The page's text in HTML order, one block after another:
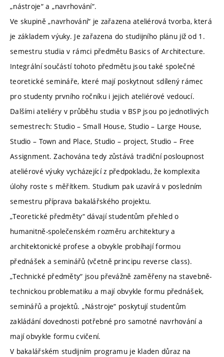
„nástroje“ a „navrhování“.
Ve skupině „navrhování“ je zařazena ateliérová tvorba, která
je základem výuky. Je zařazena do studijního plánu již od 1.
semestru studia v rámci předmětu Basics of Architecture.
Integrální součástí tohoto předmětu jsou také společné
teoretické semináře, které mají poskytnout sdílený rámec
pro studenty prvního ročníku i jejich ateliérové vedoucí.
Dalšími ateliéry v průběhu studia v BSP jsou po jednotlivých
semestrech: Studio – Small House, Studio – Large House,
Studio – Town and Place, Studio – project, Studio – Free
Assignment. Zachována tedy zůstává tradiční posloupnost
ateliérové výuky vycházející z předpokladu, že komplexita
úlohy roste s měřítkem. Studium pak uzavírá v posledním
semestru příprava bakalářského projektu.
„Teoretické předměty“ dávají studentům přehled o
humanitně-společenském rozměru architektury a
architektonické profese a obvykle probíhají formou
přednášek a seminářů (včetně principu reverse class).
„Technické předměty“ jsou převážně zaměřeny na stavebně-
technickou problematiku a mají obvykle formu přednášek,
seminářů a projektů. „Nástroje“ poskytují studentům
zakládání dovednosti potřebné pro samotné navrhování a
mají obvykle formu cvičení.
V bakalářském studijním programu je kladen důraz na